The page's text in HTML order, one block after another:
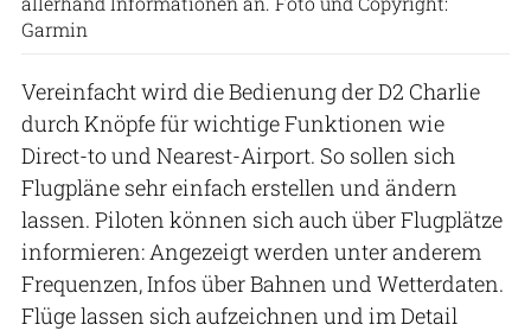
Garmin
Vereinfacht wird die Bedienung der D2 Charlie
durch Knöpfe für wichtige Funktionen wie
Direct-to und Nearest-Airport. So sollen sich
Flugpläne sehr einfach erstellen und ändern
lassen. Piloten können sich auch über Flugplätze
informieren: Angezeigt werden unter anderem
Frequenzen, Infos über Bahnen und Wetterdaten.
Flüge lassen sich aufzeichnen und im Detail